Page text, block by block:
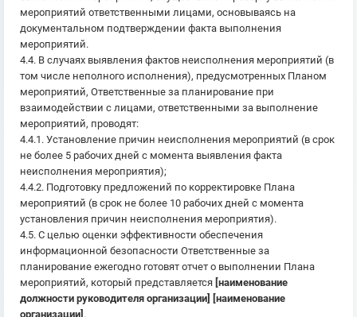
мероприятий ответственными лицами, основываясь на
документальном подтверждении факта выполнения
мероприятий.
4.4. В случаях выявления фактов неисполнения мероприятий (в
том числе неполного исполнения), предусмотренных Планом
мероприятий, Ответственные за планирование при
взаимодействии с лицами, ответственными за выполнение
мероприятий, проводят:
4.4.1. Установление причин неисполнения мероприятий (в срок
не более 5 рабочих дней с момента выявления факта
неисполнения мероприятия);
4.4.2. Подготовку предложений по корректировке Плана
мероприятий (в срок не более 10 рабочих дней с момента
установления причин неисполнения мероприятия).
4.5. С целью оценки эффективности обеспечения
информационной безопасности Ответственные за
планирование ежегодно готовят отчет о выполнении Плана
мероприятий, который представляется [наименование
должности руководителя организации] [наименование
организации] .